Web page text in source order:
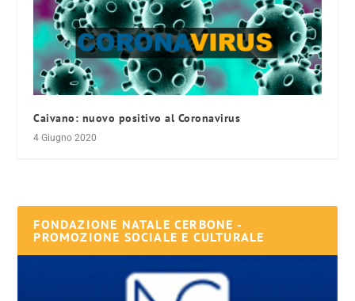
Caivano: nuovo positivo al Coronavirus
4 Giugno 2020
FONDAZIONE NATALE CERBONE -
PROMOZIONE SOCIALE E CULTURALE